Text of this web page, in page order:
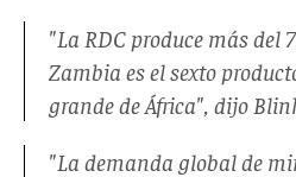
"La RDC produce más del
Zambia es el sexto
grande de África", dijo
"La demanda global de